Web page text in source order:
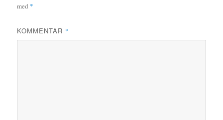
med *
KOMMENTAR *